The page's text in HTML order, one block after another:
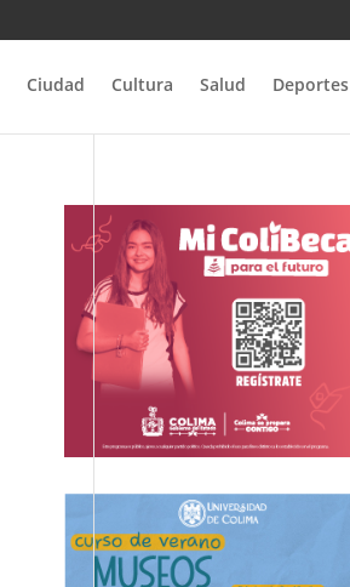
Ciudad Cultura Salud Deportes